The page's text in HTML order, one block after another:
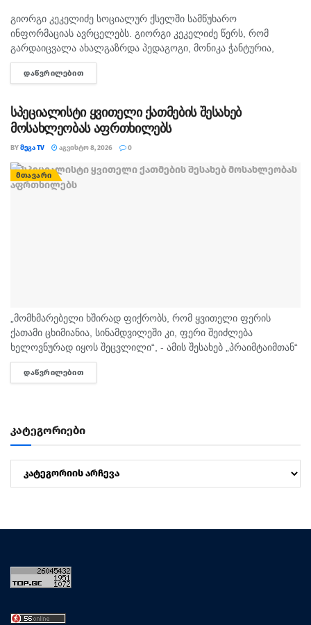
ᲛᲗᲐᲕᲐᲠᲘ
გიორგი კეკელიძე სოციალურ ქსელში სამწუხარო
ინფორმაციას ავრცელებს. გიორგი კეკელიძე წერს, რომ
გარდაიცვალა ახალგაზრდა პედაგოგი, მონიკა ჭანტურია,
რომელიც თავისი მოსწავლეების მიმართ განსაკუთრებული
სიყვარულით გამოირჩეოდა. „არასდროს მგონებია, რომ აქ,
ᲓᲐᲬᲕᲠᲘᲚᲔᲑᲘᲗ
სპეციალისტი ყვითელი ქათმების შესახებ
მოსახლეობას აფრთხილებს
BYᲛᲔᲒᲐ TV ᲐᲒᲕᲘᲡᲢᲝ 8, 2026 0
ᲛᲗᲐᲕᲐᲠᲘ
„მომხმარებელი ხშირად ფიქრობს, რომ ყვითელი ფერის
ქათამი ცხიმიანია, სინამდვილეში კი, ფერი შეიძლება
ხელოვნურად იყოს შეცვლილი“, - ამის შესახებ „პრაიმტაიმთან“
სურსათის უვნებლობის სპეციალისტი, ირაკლი არაბული
საუბრობს. „ბაზარი ითხოვს, რომ ქათამი იყოს...
ᲓᲐᲬᲕᲠᲘᲚᲔᲑᲘᲗ
კატეგორიები
კატეგორიები